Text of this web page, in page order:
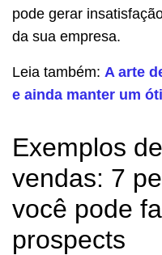
pode gerar
da sua empresa.
Leia também: A arte
e ainda manter um
Exemplos
vendas: 7
você pode
prospects